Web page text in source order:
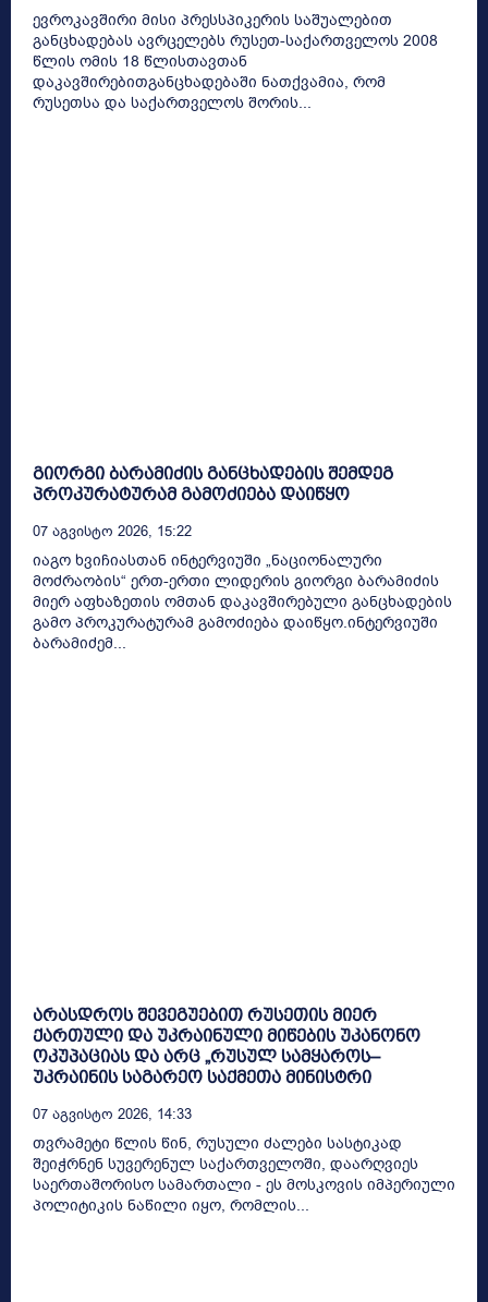
ევროკავშირი მისი პრესსპიკერის საშუალებით
განცხადებას ავრცელებს რუსეთ-საქართველოს 2008
წლის ომის 18 წლისთავთან
დაკავშირებითგანცხადებაში ნათქვამია, რომ
რუსეთსა და საქართველოს შორის...
გიორგი ბარამიძის განცხადების შემდეგ
პროკურატურამ გამოძიება დაიწყო
07 Აგვისტო 2026, 15:22
იაგო ხვიჩიასთან ინტერვიუში „ნაციონალური
მოძრაობის“ ერთ-ერთი ლიდერის გიორგი ბარამიძის
მიერ აფხაზეთის ომთან დაკავშირებული განცხადების
გამო პროკურატურამ გამოძიება დაიწყო.ინტერვიუში
ბარამიძემ...
არასდროს შევეგუებით რუსეთის მიერ
ქართული და უკრაინული მიწების უკანონო
ოკუპაციას და არც „რუსულ სამყაროს–
უკრაინის საგარეო საქმეთა მინისტრი
07 Აგვისტო 2026, 14:33
თვრამეტი წლის წინ, რუსული ძალები სასტიკად
შეიჭრნენ სუვერენულ საქართველოში, დაარღვიეს
საერთაშორისო სამართალი - ეს მოსკოვის იმპერიული
პოლიტიკის ნაწილი იყო, რომლის...